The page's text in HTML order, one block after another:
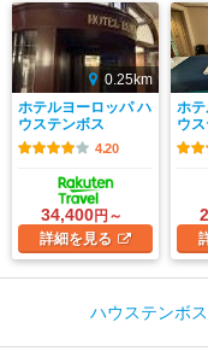
0.25km
ホテルヨーロッパ ハ
ウステンボス
4.20
34,400円～
詳細を見る
ホ
ウ
ハウステンボ